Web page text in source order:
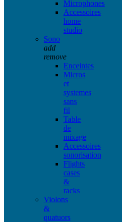
Microphones
Accessoires
home
studio
Sono
add
remove
Enceintes
Micros
et
systemes
sans
fil
Table
de
mixage
Accessoires
sonorisation
Flights
cases
&
racks
Violons
&
quatuors